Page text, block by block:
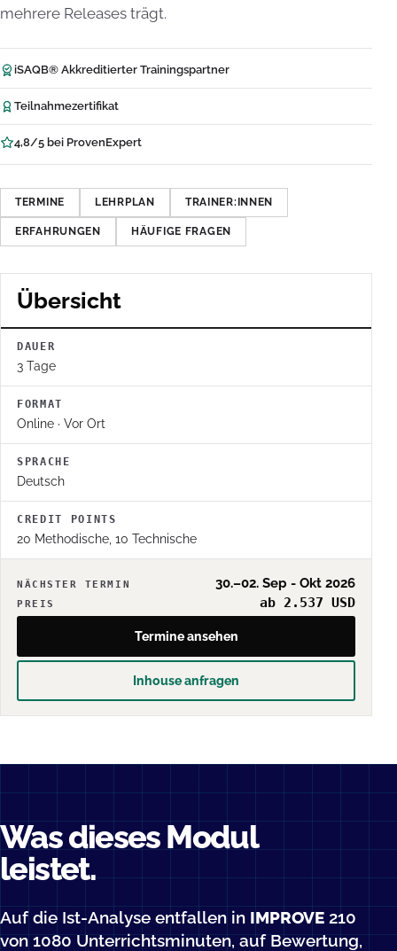
mehrere Releases trägt.
iSAQB® Akkreditierter Trainingspartner
Teilnahmezertifikat
4,8/5 bei ProvenExpert
TERMINE LEHRPLAN TRAINER:INNEN
ERFAHRUNGEN HÄUFIGE FRAGEN
Übersicht
DAUER
3 Tage
FORMAT
Online · Vor Ort
SPRACHE
Deutsch
CREDIT POINTS
20 Methodische, 10 Technische
NÄCHSTER TERMIN 30.–02. Sep - Okt 2026
PREIS ab 2.537 USD
Termine ansehen
Inhouse anfragen
Was dieses Modul
leistet.
Auf die Ist-Analyse entfallen in IMPROVE 210
von 1080 Unterrichtsminuten, auf Bewertung,